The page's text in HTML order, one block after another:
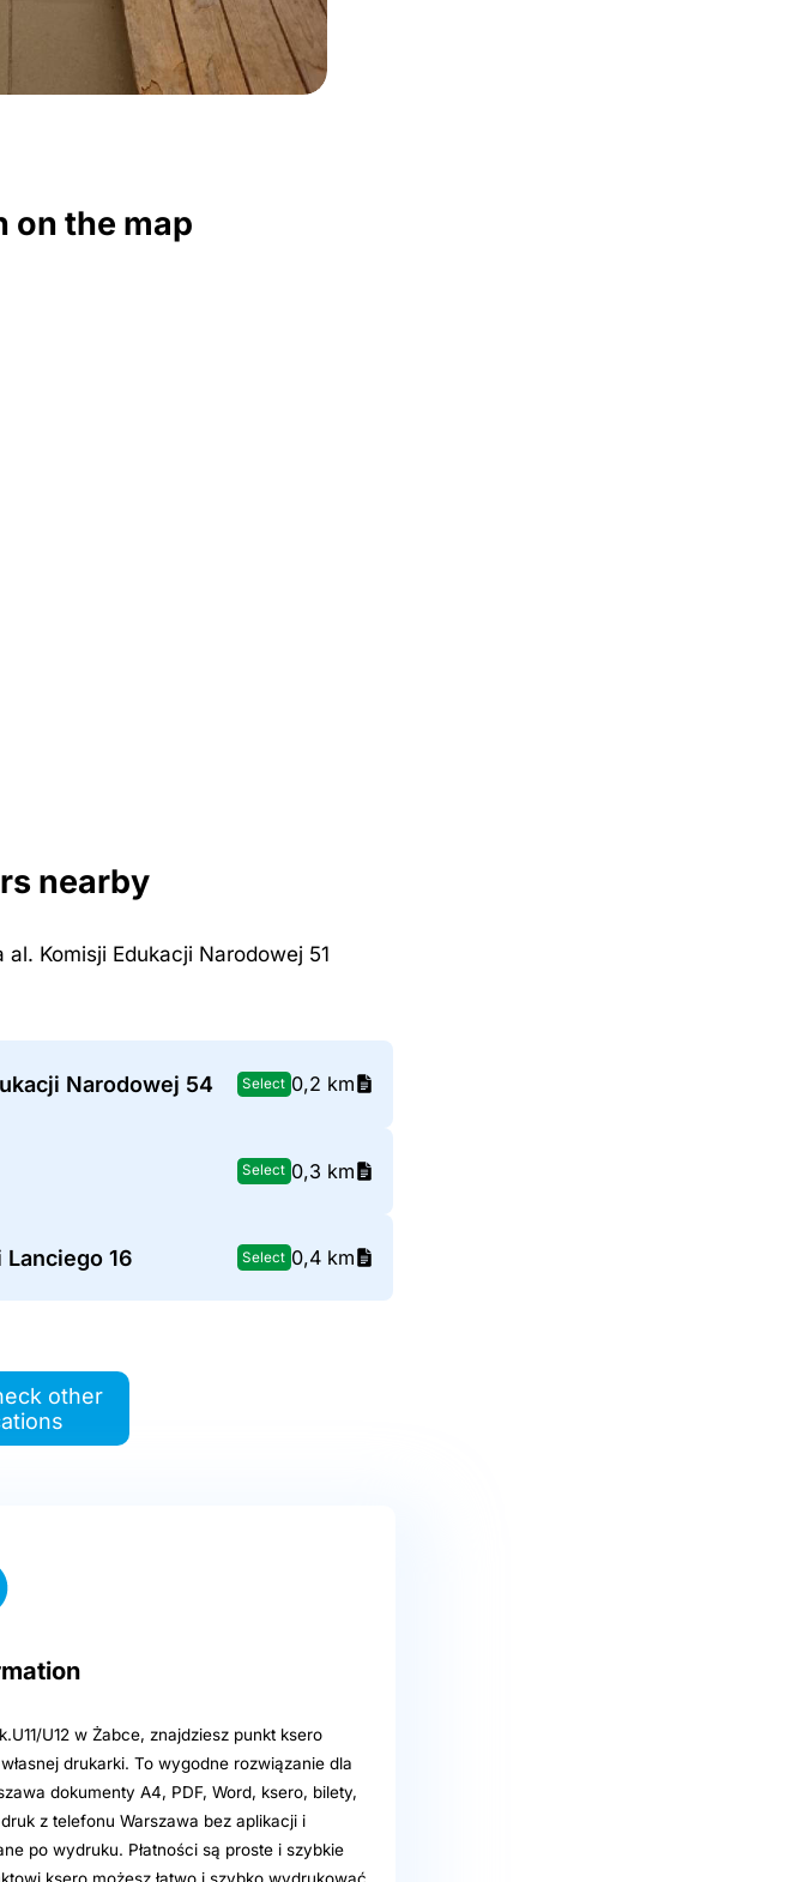
on the map
nearby
Komisji Edukacji Narodowej 51
Narodowej 54 Select 0,2 km
Select 0,3 km
16 Select 0,4 km
other
U12 w Żabce, znajdziesz punkt ksero
drukarki. To wygodne rozwiązanie dla
dokumenty A4, PDF, Word, ksero, bilety,
z telefonu Warszawa bez aplikacji i
po wydruku. Płatności są proste i szybkie